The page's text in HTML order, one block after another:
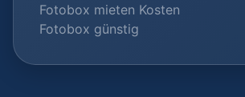
Fotobox mieten Kosten
Fotobox günstig